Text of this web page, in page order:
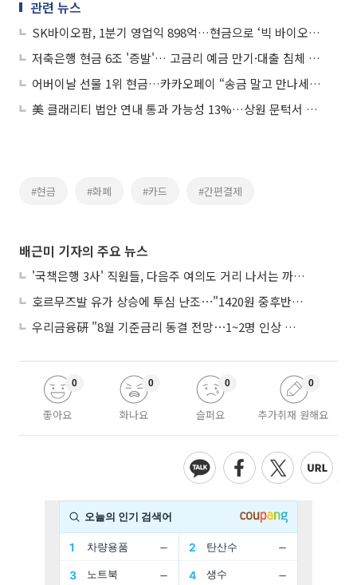
관련 뉴스
SK바이오팜, 1분기 영업익 898억…현금으로 ‘빅 바이오텍’ 시동
저축은행 현금 6조 '증발'… 고금리 예금 만기·대출 침체 직격탄
어버이날 선물 1위 현금…카카오페이 “송금 말고 만나세요”
美 클래리티 법안 연내 통과 가능성 13%…상원 문턱서 제동
#현금 #화폐 #카드 #간편결제
배근미 기자의 주요 뉴스
'국책은행 3사' 직원들, 다음주 여의도 거리 나서는 까닭은
호르무즈발 유가 상승에 투심 난조⋯"1420원 중후반 등락"
우리금융硏 "8월 기준금리 동결 전망⋯1~2명 인상 소수의견 낼 것"
좋아요
0
화나요
0
슬퍼요
0
추가취재 원해요
0